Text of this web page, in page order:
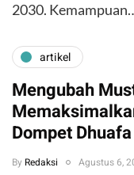
2030.
artikel
Mengubah
Dompet Dhuafa
By Redaksi Agustus 6,